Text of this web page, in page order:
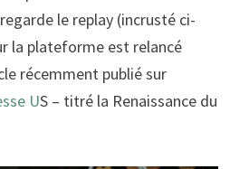
le replay (incrusté ci-
la plateforme est relancé
récemment publié sur
US – titré la Renaissance du